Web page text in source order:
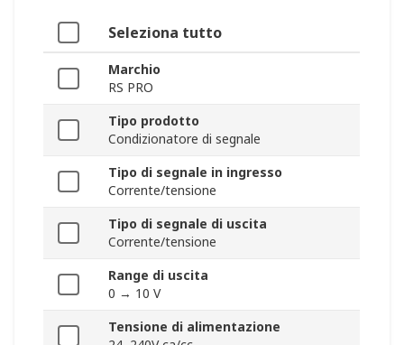
Seleziona tutto
Marchio
RS PRO
Tipo prodotto
Condizionatore di segnale
Tipo di segnale in ingresso
Corrente/tensione
Tipo di segnale di uscita
Corrente/tensione
Range di uscita
0 → 10 V
Tensione di alimentazione